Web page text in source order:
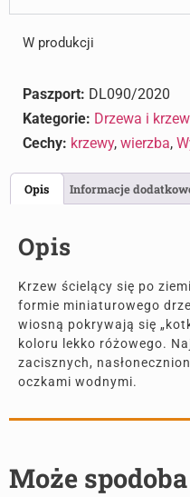
W produkcji
Paszport: DL090/2020
Kategorie: Drzewa i
Cechy: krzewy, wierzba,
Opis Informacje
Opis
Krzew ścielący się po
formie miniaturowego
wiosną pokrywają się
koloru lekko różowego.
zacisznych,
oczkami wodnymi.
Może